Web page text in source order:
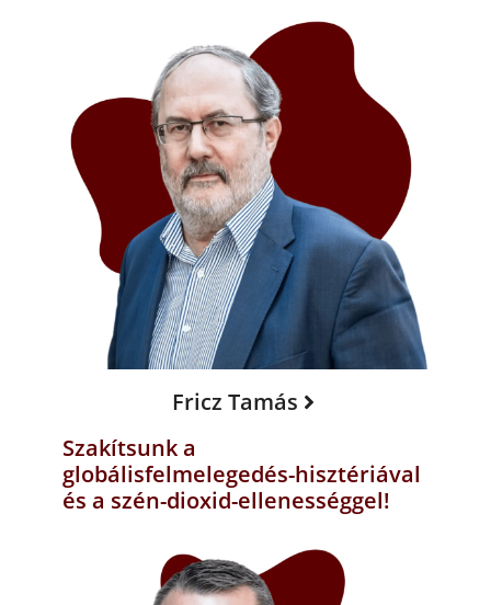
Fricz Tamás
Szakítsunk a
globálisfelmelegedés-hisztériával
és a szén-dioxid-ellenességgel!